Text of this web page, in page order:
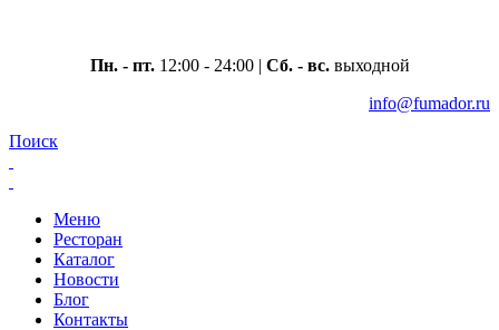
Пн. - пт.12:00 - 24:00 | Сб. - вс.выходной
info@fumador.ru
Поиск
Меню
Ресторан
Каталог
Новости
Блог
Контакты